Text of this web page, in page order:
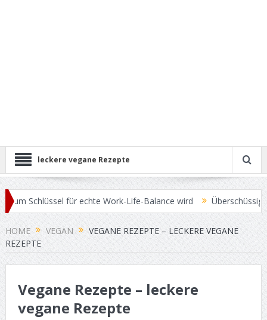
leckere vegane Rezepte
für echte Work-Life-Balance wird Überschüssige
HOME VEGAN
VEGANE REZEPTE – LECKERE VEGANE
REZEPTE
Vegane Rezepte – leckere
vegane Rezepte